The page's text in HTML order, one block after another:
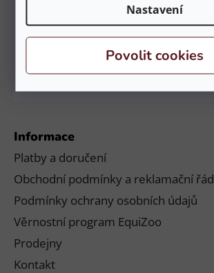
Nastavení
Informace
Platby a doručení
Obchodní podmínky a reklamační řád
Podmínky ochrany osobních údajů
Věrnostní program EquiZoo
Prodejny
Kontakt
Prodejna České Budějovice
EquiZoo – Budějovice
Průběžná 2551, 370 04 Č. Budějovice
Otevírací doba:
PO – NE: 9:00 – 20:00